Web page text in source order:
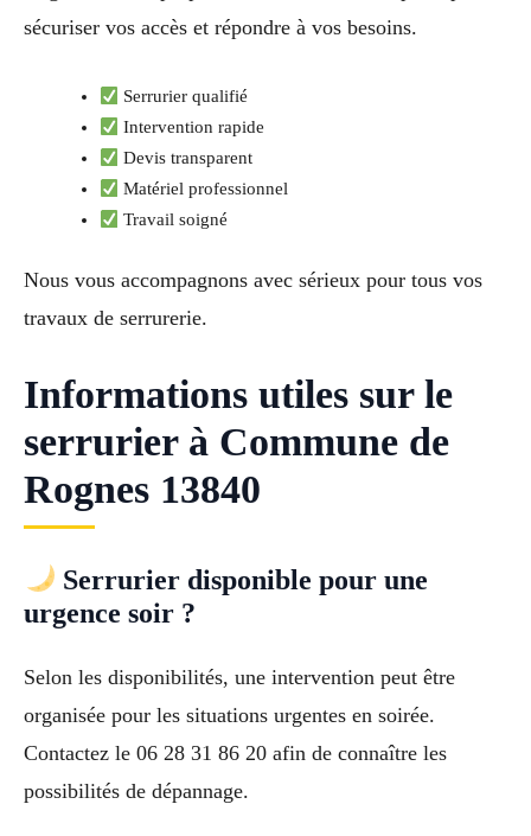
sécuriser vos accès et répondre à vos besoins.
Serrurier qualifié
Intervention rapide
Devis transparent
Matériel professionnel
Travail soigné
Nous vous accompagnons avec sérieux pour tous vos
travaux de serrurerie.
Informations utiles sur le
serrurier à Commune de
Rognes 13840
Serrurier disponible pour une
urgence soir ?
Selon les disponibilités, une intervention peut être
organisée pour les situations urgentes en soirée.
Contactez le 06 28 31 86 20 afin de connaître les
possibilités de dépannage.